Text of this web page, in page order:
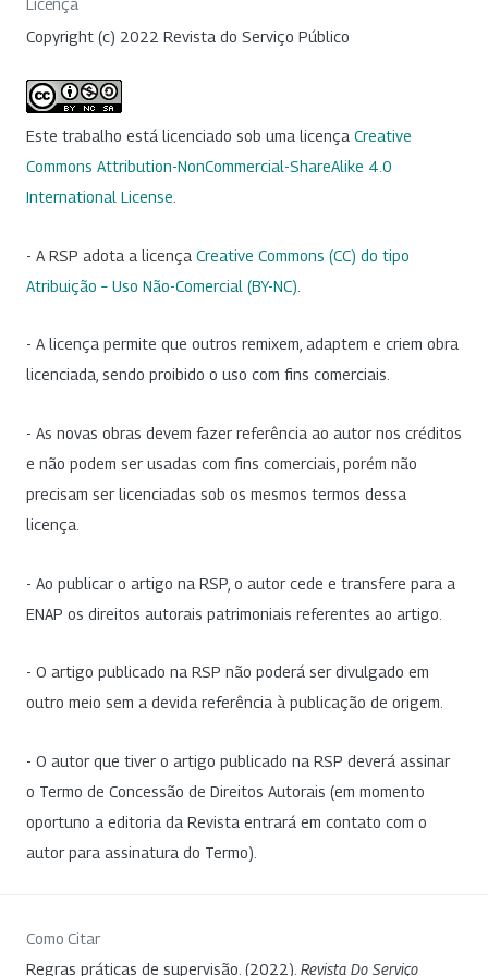
Copyright (c) 2022 Revista do Serviço Público
Este trabalho está licenciado sob uma licença Creative
Commons Attribution-NonCommercial-ShareAlike 4.0
International License
- A RSP adota a licença Creative Commons (CC) do tipo
Atribuição – Uso Não-Comercial (BY-NC)
- A licença permite que outros remixem, adaptem e criem obra
licenciada, sendo proibido o uso com fins comerciais.
- As novas obras devem fazer referência ao autor nos créditos
e não podem ser usadas com fins comerciais, porém não
precisam ser licenciadas sob os mesmos termos dessa
licença.
- Ao publicar o artigo na RSP, o autor cede e transfere para a
ENAP os direitos autorais patrimoniais referentes ao artigo.
- O artigo publicado na RSP não poderá ser divulgado em
outro meio sem a devida referência à publicação de origem.
- O autor que tiver o artigo publicado na RSP deverá assinar
o Termo de Concessão de Direitos Autorais (em momento
oportuno a editoria da Revista entrará em contato com o
autor para assinatura do Termo).
Como Citar
Regras práticas de supervisão. (2022). Revista Do Serviço